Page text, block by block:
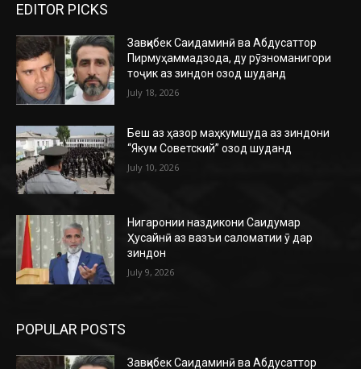
EDITOR PICKS
Завқибек Саидаминӣ ва Абдусаттор
Пирмуҳаммадзода, ду рӯзноманигори
тоҷик аз зиндон озод шуданд
July 18, 2026
Беш аз ҳазор маҳкумшуда аз зиндони
“Якум Советский” озод шуданд
July 10, 2026
Нигаронии наздикони Саидумар
Ҳусайнӣ аз вазъи саломатии ӯ дар
зиндон
July 9, 2026
POPULAR POSTS
Завқибек Саидаминӣ ва Абдусаттор